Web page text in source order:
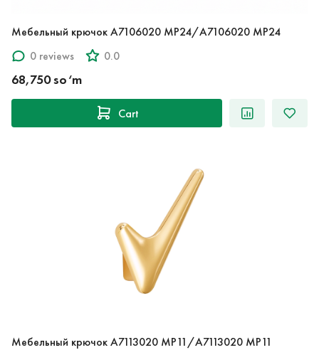
Мебельный крючок A7106020 MP24/A7106020 MP24
0 reviews
0.0
68,750 so‘m
Cart
Мебельный крючок A7113020 MP11/A7113020 MP11